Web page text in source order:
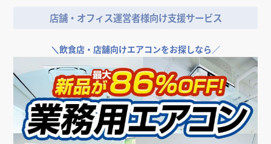
店舗・オフィス運営者様向け支援サービス
＼飲食店・店舗向けエアコンをお探しなら／